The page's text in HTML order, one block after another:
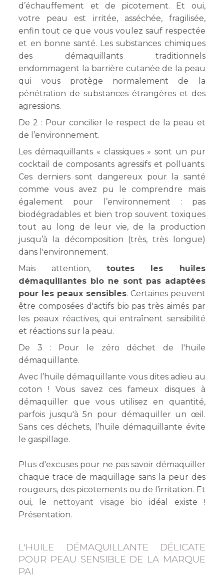
d’échauffement et de picotement. Et oui,
votre peau est irritée, asséchée, fragilisée,
enfin tout ce que vous voulez sauf respectée
et en bonne santé. Les substances chimiques
des démaquillants traditionnels
endommagent la barrière cutanée de la peau
qui vous protège normalement de la
pénétration de substances étrangères et des
agressions.
De 2 : Pour concilier le respect de la peau et
de l’environnement.
Les démaquillants « classiques » sont un pur
cocktail de composants agressifs et polluants.
Ces derniers sont dangereux pour la santé
comme vous avez pu le comprendre mais
également pour l’environnement : pas
biodégradables et bien trop souvent toxiques
tout au long de leur vie, de la production
jusqu’à la décomposition (très, très longue)
dans l'environnement.
Mais attention, toutes les huiles
démaquillantes bio ne sont pas adaptées
pour les peaux sensibles. Certaines peuvent
être composées d'actifs bio pas très aimés par
les peaux réactives, qui entraînent sensibilité
et réactions sur la peau.
De 3 : Pour le zéro déchet de l'huile
démaquillante.
Avec l’huile démaquillante vous dites adieu au
coton ! Vous savez ces fameux disques à
démaquiller que vous utilisez en quantité,
parfois jusqu'à 5n pour démaquiller un œil.
Sans ces déchets, l’huile démaquillante évite
le gaspillage.
Plus d'excuses pour ne pas savoir démaquiller
chaque trace de maquillage sans la peur des
rougeurs, des picotements ou de l’irritation. Et
oui, le nettoyant visage bio idéal existe !
Présentation.
L'HUILE DÉMAQUILLANTE DÉLICATE
POUR PEAU SENSIBLE DE LA MARQUE
PAI